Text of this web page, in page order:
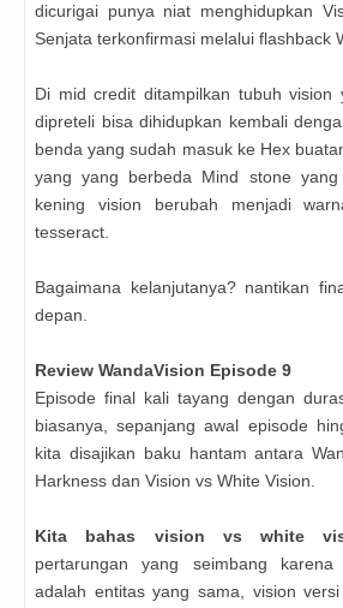
dicurigai punya niat menghidupkan
Senjata terkonfirmasi melalui flashback
Di mid credit ditampilkan tubuh vision
dipreteli bisa dihidupkan kembali
benda yang sudah masuk ke Hex
yang yang berbeda Mind stone
kening vision berubah menjadi
tesseract.
Bagaimana kelanjutanya? nantikan
depan.
Review WandaVision Episode 9
Episode final kali tayang dengan
biasanya, sepanjang awal episode
kita disajikan baku hantam antara
Harkness dan Vision vs White Vision.
Kita bahas vision vs white
pertarungan yang seimbang karena
adalah entitas yang sama, vision